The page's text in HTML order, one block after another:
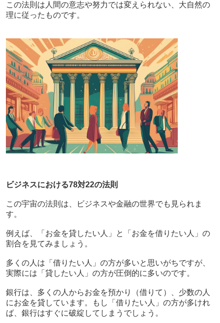
この法則は人間の意志や努力では変えられない、大自然の
理に従ったものです。
ビジネスにおける78対22の法則
この宇宙の法則は、ビジネスや金融の世界でも見られま
す。
例えば、「お金を貸したい人」と「お金を借りたい人」の
割合を見てみましょう。
多くの人は「借りたい人」の方が多いと思いがちですが、
実際には「貸したい人」の方が圧倒的に多いのです。
銀行は、多くの人からお金を預かり（借りて）、少数の人
にお金を貸しています。もし「借りたい人」の方が多けれ
ば、銀行はすぐに破綻してしまうでしょう。